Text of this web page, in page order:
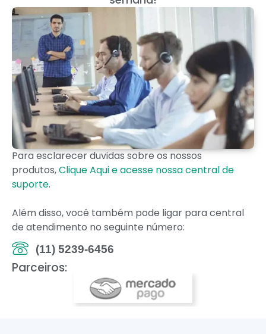
Para esclarecer duvidas sobre os nossos
produtos,Clique Aqui e acesse nossa central de
suporte.
Além disso, você também pode ligar para central
de atendimento no seguinte número:
(11) 5239-6456
Parceiros: